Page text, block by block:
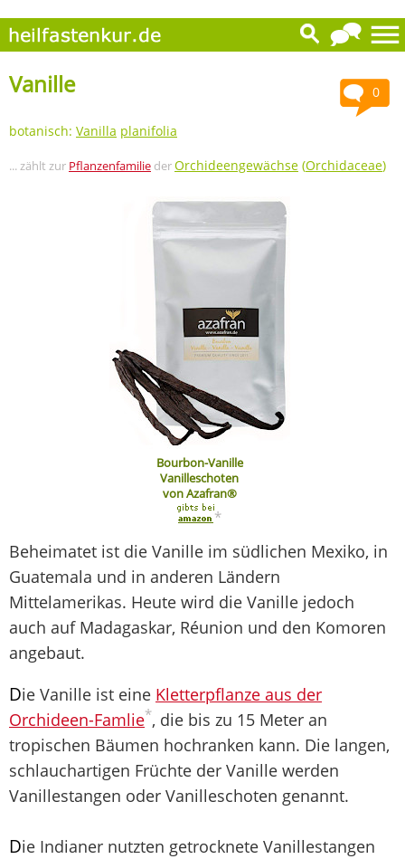
0
Vanille
botanisch: Vanilla planifolia
... zählt zur Pflanzenfamilie derOrchideengewächse (Orchidaceae)
Bourbon-Vanille
Vanilleschoten
von Azafran®
*
Beheimatet ist die Vanille im südlichen Mexiko, in
Guatemala und in anderen Ländern
Mittelamerikas. Heute wird die Vanille jedoch
auch auf Madagaskar, Réunion und den Komoren
angebaut.
Die Vanille ist eine Kletterpflanze aus der
Orchideen-Famlie*, die bis zu 15 Meter an
tropischen Bäumen hochranken kann. Die langen,
schlauchartigen Früchte der Vanille werden
Vanillestangen oder Vanilleschoten genannt.
Die Indianer nutzten getrocknete Vanillestangen